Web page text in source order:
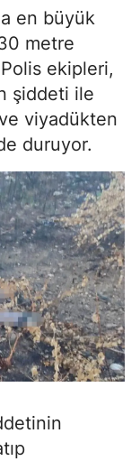
en büyük
metre
ekipleri,
şiddeti ile
ve viyadükten
duruyor.